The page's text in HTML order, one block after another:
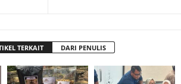
TERKAIT DARI PENULIS